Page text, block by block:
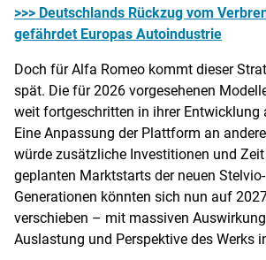
>>> Deutschlands Rückzug vom
gefährdet Europas Autoindustrie
Doch für Alfa Romeo kommt dieser
spät. Die für 2026 vorgesehenen
weit fortgeschritten in ihrer Entwicklung
Eine Anpassung der Plattform an
würde zusätzliche Investitionen und
geplanten Marktstarts der neuen
Generationen könnten sich nun auf
verschieben – mit massiven
Auslastung und Perspektive des Werks